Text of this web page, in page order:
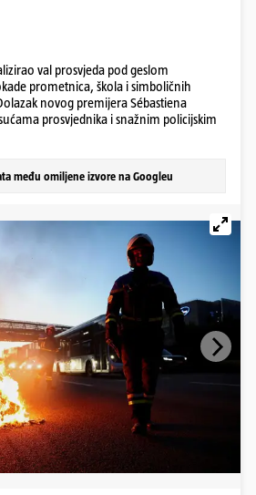
val prosvjeda pod geslom
prometnica, škola i simboličnih
novog premijera Sébastiena
prosvjednika i snažnim policijskim
među omiljene izvore na Googleu